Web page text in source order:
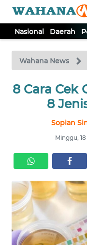
Nasional Daerah
Wahana News
8 Cara Cek
8
Sopian
Minggu,
TV
Tutup
NASIONAL
KRIMINAL
EKUIN
SAINS-TEKNO